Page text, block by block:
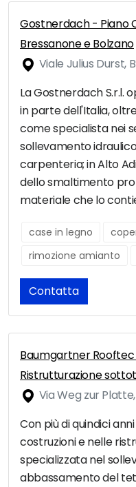
Gostnerdach - Piano
Bressanone e Bolzano
Viale Julius Durst,
La Gostnerdach S.r.l.
in parte dell'Italia,
come specialista nei
sollevamento
carpenteria; in Alto
dello smaltimento
materiale che lo
case in legno
rimozione amianto
Contatta
Baumgartner
Ristrutturazione
Via Weg zur
Con più di quindici
costruzioni e nelle
specializzata nel
abbassamento del